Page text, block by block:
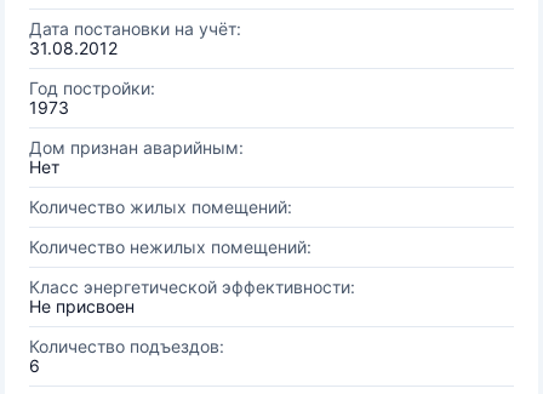
Дата постановки на учёт:
31.08.2012
Год постройки:
1973
Дом признан аварийным:
Нет
Количество жилых помещений:
Количество нежилых помещений:
Класс энергетической эффективности:
Не присвоен
Количество подъездов:
6